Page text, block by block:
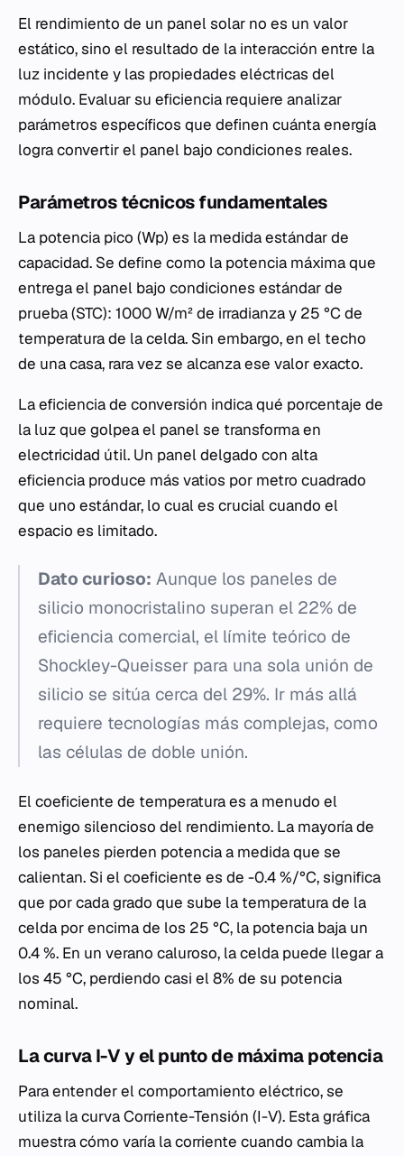
El rendimiento de un panel solar no es un valor
estático, sino el resultado de la interacción entre la
luz incidente y las propiedades eléctricas del
módulo. Evaluar su eficiencia requiere analizar
parámetros específicos que definen cuánta energía
logra convertir el panel bajo condiciones reales.
Parámetros técnicos fundamentales
La potencia pico (Wp) es la medida estándar de
capacidad. Se define como la potencia máxima que
entrega el panel bajo condiciones estándar de
prueba (STC): 1000 W/m² de irradianza y 25 °C de
temperatura de la celda. Sin embargo, en el techo
de una casa, rara vez se alcanza ese valor exacto.
La eficiencia de conversión indica qué porcentaje de
la luz que golpea el panel se transforma en
electricidad útil. Un panel delgado con alta
eficiencia produce más vatios por metro cuadrado
que uno estándar, lo cual es crucial cuando el
espacio es limitado.
Dato curioso: Aunque los paneles de
silicio monocristalino superan el 22% de
eficiencia comercial, el límite teórico de
Shockley-Queisser para una sola unión de
silicio se sitúa cerca del 29%. Ir más allá
requiere tecnologías más complejas, como
las células de doble unión.
El coeficiente de temperatura es a menudo el
enemigo silencioso del rendimiento. La mayoría de
los paneles pierden potencia a medida que se
calientan. Si el coeficiente es de -0.4 %/°C, significa
que por cada grado que sube la temperatura de la
celda por encima de los 25 °C, la potencia baja un
0.4 %. En un verano caluroso, la celda puede llegar a
los 45 °C, perdiendo casi el 8% de su potencia
nominal.
La curva I-V y el punto de máxima potencia
Para entender el comportamiento eléctrico, se
utiliza la curva Corriente-Tensión (I-V). Esta gráfica
muestra cómo varía la corriente cuando cambia la